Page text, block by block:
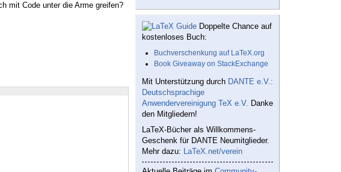
mit Code unter die Arme greifen?
Doppelte Chance auf
kostenloses Buch:
Buchverschenkung auf LaTeX.org
Book Giveaway on StackExchange
Mit Unterstützung durch DANTE e.V.:
Deutschsprachige
Anwendervereinigung TeX e.V. Danke
den Mitgliedern!
LaTeX-Bücher als Willkommens-
Geschenk für DANTE Neumitglieder.
Mehr dazu: LaTeX.net/verein